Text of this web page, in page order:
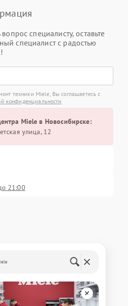
специалисту, оставьте
специалист с радостью
техники Miele, Вы соглашаетесь с
конфиденциальности
Miele в Новосибирске:
улица, 12
21:00